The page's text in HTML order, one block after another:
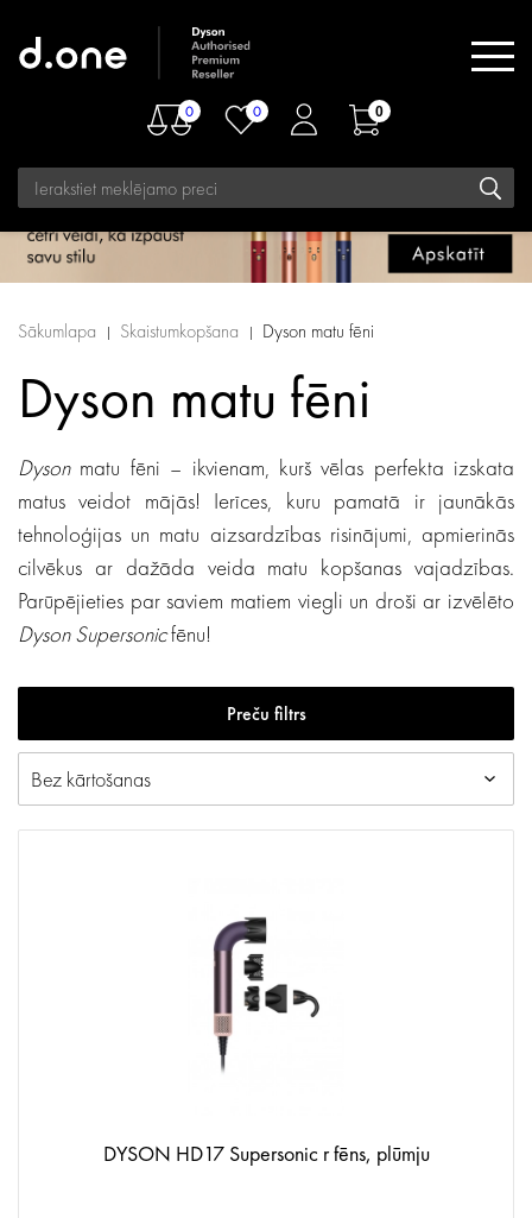
0 0 0
Sākumlapa Skaistumkopšana Dyson matu fēni
Dyson matu fēni
Dysonmatu fēni – ikvienam, kurš vēlas perfekta izskata
matus veidot mājās! Ierīces, kuru pamatā ir jaunākās
tehnoloģijas un matu aizsardzības risinājumi, apmierinās
cilvēkus ar dažāda veida matu kopšanas vajadzības.
Parūpējieties par saviem matiem viegli un droši ar izvēlēto
Dyson Supersonicfēnu!
Preču filtrs
DYSON HD17 Supersonic r fēns, plūmju